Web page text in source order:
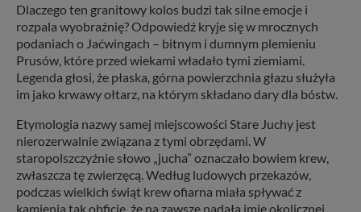
Dlaczego ten granitowy kolos budzi tak silne emocje i
rozpala wyobraźnię? Odpowiedź kryje się w mrocznych
podaniach o Jaćwingach – bitnym i dumnym plemieniu
Prusów, które przed wiekami władało tymi ziemiami.
Legenda głosi, że płaska, górna powierzchnia głazu służyła
im jako krwawy ołtarz, na którym składano dary dla bóstw.
Etymologia nazwy samej miejscowości Stare Juchy jest
nierozerwalnie związana z tymi obrzędami. W
staropolszczyźnie słowo „jucha” oznaczało bowiem krew,
zwłaszcza tę zwierzęcą. Według ludowych przekazów,
podczas wielkich świąt krew ofiarna miała spływać z
kamienia tak obficie, że na zawsze nadała imię okolicznej